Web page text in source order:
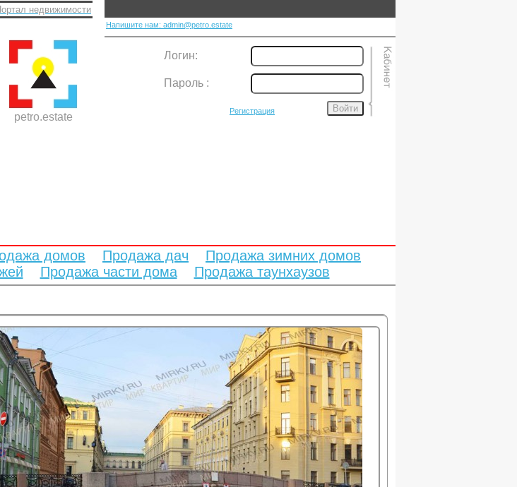
недвижимости
petro.estate
Напишите нам: admin@petro.estate
Логин:
Пароль :
Регистрация Войти
домов Продажа дач
Продажа зимних домов
Продажа части дома Продажа таунхаузов